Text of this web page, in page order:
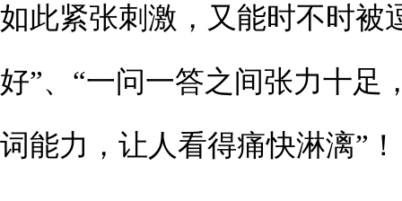
如此紧张刺激，又能时不时被
好”、“一问一答之间张力十足
词能力，让人看得痛快淋漓”！